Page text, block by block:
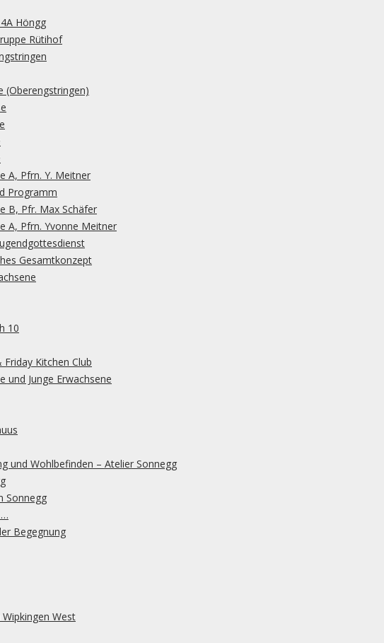
Höngg
Rütihof
(Oberengstringen)
A, Pfrn. Y. Meitner
Programm
B, Pfr. Max Schäfer
A, Pfrn. Yvonne Meitner
Gesamtkonzept
10
Kitchen Club
und Junge Erwachsene
und Wohlbefinden – Atelier Sonnegg
Sonnegg
…
Begegnung
West